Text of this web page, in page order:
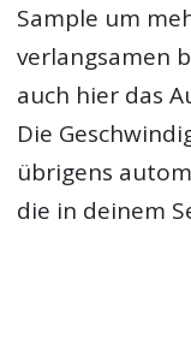
Sample um
verlangsamen
auch hier das
Die
übrigens
die in deinem